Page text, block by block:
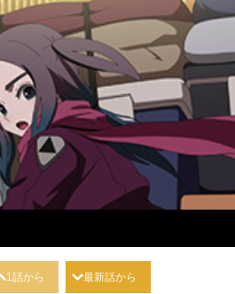
loading...
1話から 最新話から